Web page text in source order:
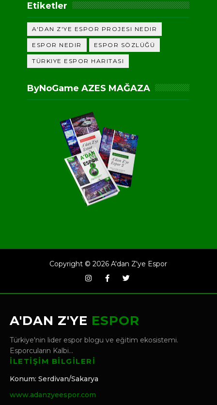
Etiketler
A'DAN Z'YE ESPOR PROJESI NEDIR
ESPOR NEDIR ESPOR SÖZLÜĞÜ
TÜRKIYE ESPOR HARITASI
ByNoGame AZES MAĞAZA
Copyright ©2026A'dan Z'ye Espor
A'DAN Z'YE ESPOR
Türkiye'nin lider espor blogu ve eğitim ekosistemi.
Esporcuların Kalbi...
İLETİŞİM BİLGİLERİ
Konum: Serdivan/Sakarya
www.adanzyeespor.com